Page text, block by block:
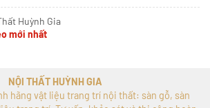
Huỳnh Gia
mới nhất
NỘI THẤT HUỲNH GIA
hãng vật liệu trang trí nội thất: sàn gỗ, sàn